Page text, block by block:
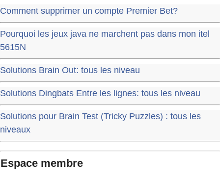
Comment supprimer un compte Premier Bet?
Pourquoi les jeux java ne marchent pas dans mon itel
5615N
Solutions Brain Out: tous les niveau
Solutions Dingbats Entre les lignes: tous les niveau
Solutions pour Brain Test (Tricky Puzzles) : tous les
niveaux
Espace membre